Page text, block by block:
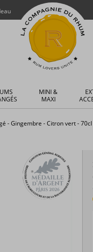
MINI &
MAXI
- Gingembre - Citron vert - 70cl